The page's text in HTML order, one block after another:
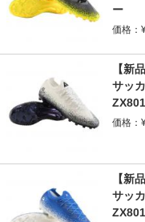
ー
価格：
【新
サッ
価格：
【新
サッ